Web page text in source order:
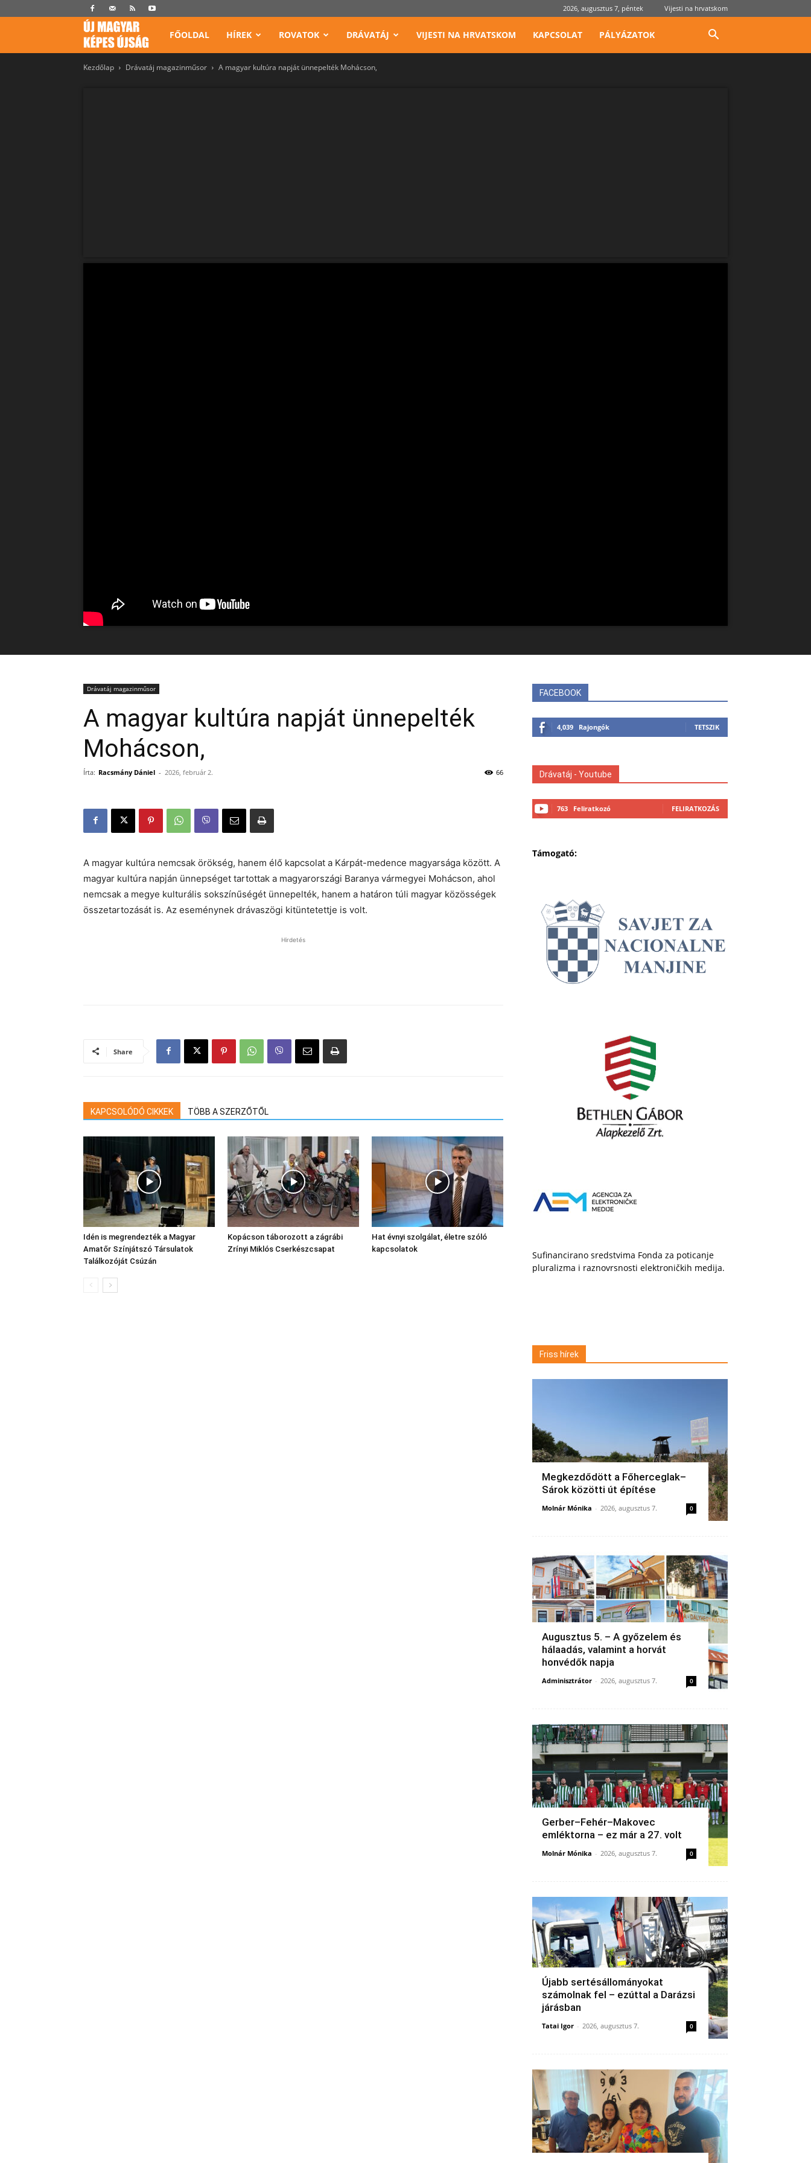
2026, augusztus 7, péntek Vijesti na hrvatskom
Képes
Újság
FŐOLDAL HÍREK ROVATOK DRÁVATÁJ VIJESTI NA HRVATSKOM KAPCSOLAT PÁLYÁZATOK
Kezdőlap Drávatáj magazinműsor A magyar kultúra napját ünnepelték Mohácson,
Drávatáj magazinműsor
A magyar kultúra napját ünnepelték
Mohácson,
Írta: Racsmány Dániel - 2026, február 2. 66
A magyar kultúra nemcsak örökség, hanem élő kapcsolat a Kárpát-medence magyarsága között. A
magyar kultúra napján ünnepséget tartottak a magyarországi Baranya vármegyei Mohácson, ahol
nemcsak a megye kulturális sokszínűségét ünnepelték, hanem a határon túli magyar közösségek
összetartozását is. Az eseménynek drávaszögi kitüntetettje is volt.
Hirdetés
Share
KAPCSOLÓDÓ CIKKEK TÖBB A SZERZŐTŐL
Idén is megrendezték a Magyar
Amatőr Színjátszó Társulatok
Találkozóját Csúzán
Kopácson táborozott a zágrábi
Zrínyi Miklós Cserkészcsapat
Hat évnyi szolgálat, életre szóló
kapcsolatok
FACEBOOK
4,039 Rajongók TETSZIK
Drávatáj - Youtube
763 Feliratkozó FELIRATKOZÁS
Támogató:
Sufinancirano sredstvima Fonda za poticanje
pluralizma i raznovrsnosti elektroničkih medija.
Friss hírek
Megkezdődött a Főherceglak–
Sárok közötti út építése
Molnár Mónika - 2026, augusztus 7. 0
Augusztus 5. – A győzelem és
hálaadás, valamint a horvát
honvédők napja
Adminisztrátor - 2026, augusztus 7. 0
Gerber–Fehér–Makovec
emléktorna – ez már a 27. volt
Molnár Mónika - 2026, augusztus 7. 0
Újabb sertésállományokat
számolnak fel – ezúttal a Darázsi
járásban
Tatai Igor - 2026, augusztus 7. 0